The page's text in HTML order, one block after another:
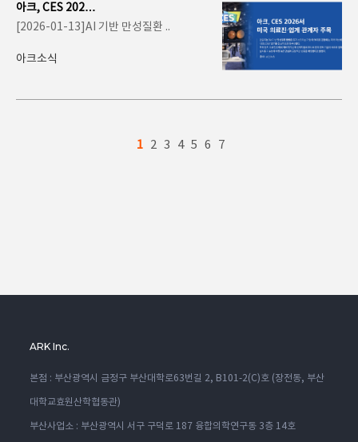
아크, CES 2026
서 미국 의료진·
업계 관계자 주
목… A..
[2026-01-13]AI 기반 만성질환 ..
아크소식
1 2 3 4 5 6 7
ARK Inc.
본점 : 부산광역시 금정구 부산대학로63번길 2, B101-2(C)호 (장전동, 부산
대학교효원산학협동관)
부산사업소 : 부산광역시 서구 구덕로 187 융합의학연구동 3층 14호